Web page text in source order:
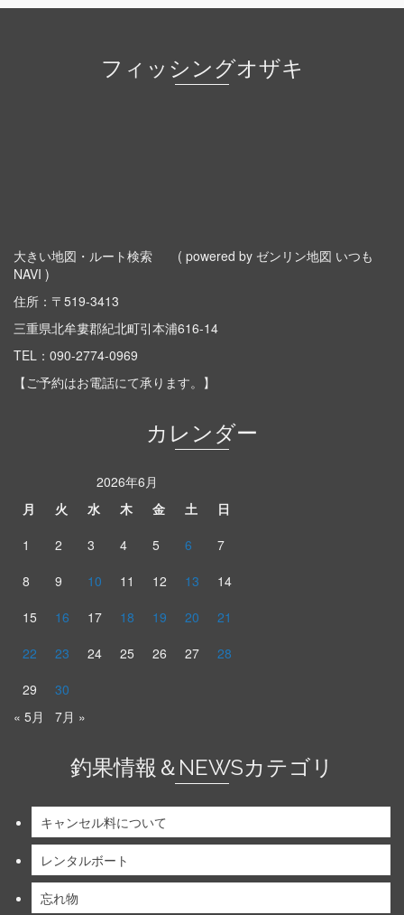
フィッシングオザキ
大きい地図・ルート検索
( powered by ゼンリン地図 いつも
NAVI )
住所：〒519-3413
三重県北牟婁郡紀北町引本浦616-14
TEL： 090-2774-0969
【ご予約はお電話にて承ります。】
カレンダー
2026年6月
月
火 水 木 金 土
日
1
2 3 4 5 6
7
8
9 10 11 12 13
14
15
16 17 18 19 20
21
22
23 24 25 26 27
28
29
30
« 5月
7月 »
釣果情報＆NEWSカテゴリ
キャンセル料について
レンタルボート
忘れ物